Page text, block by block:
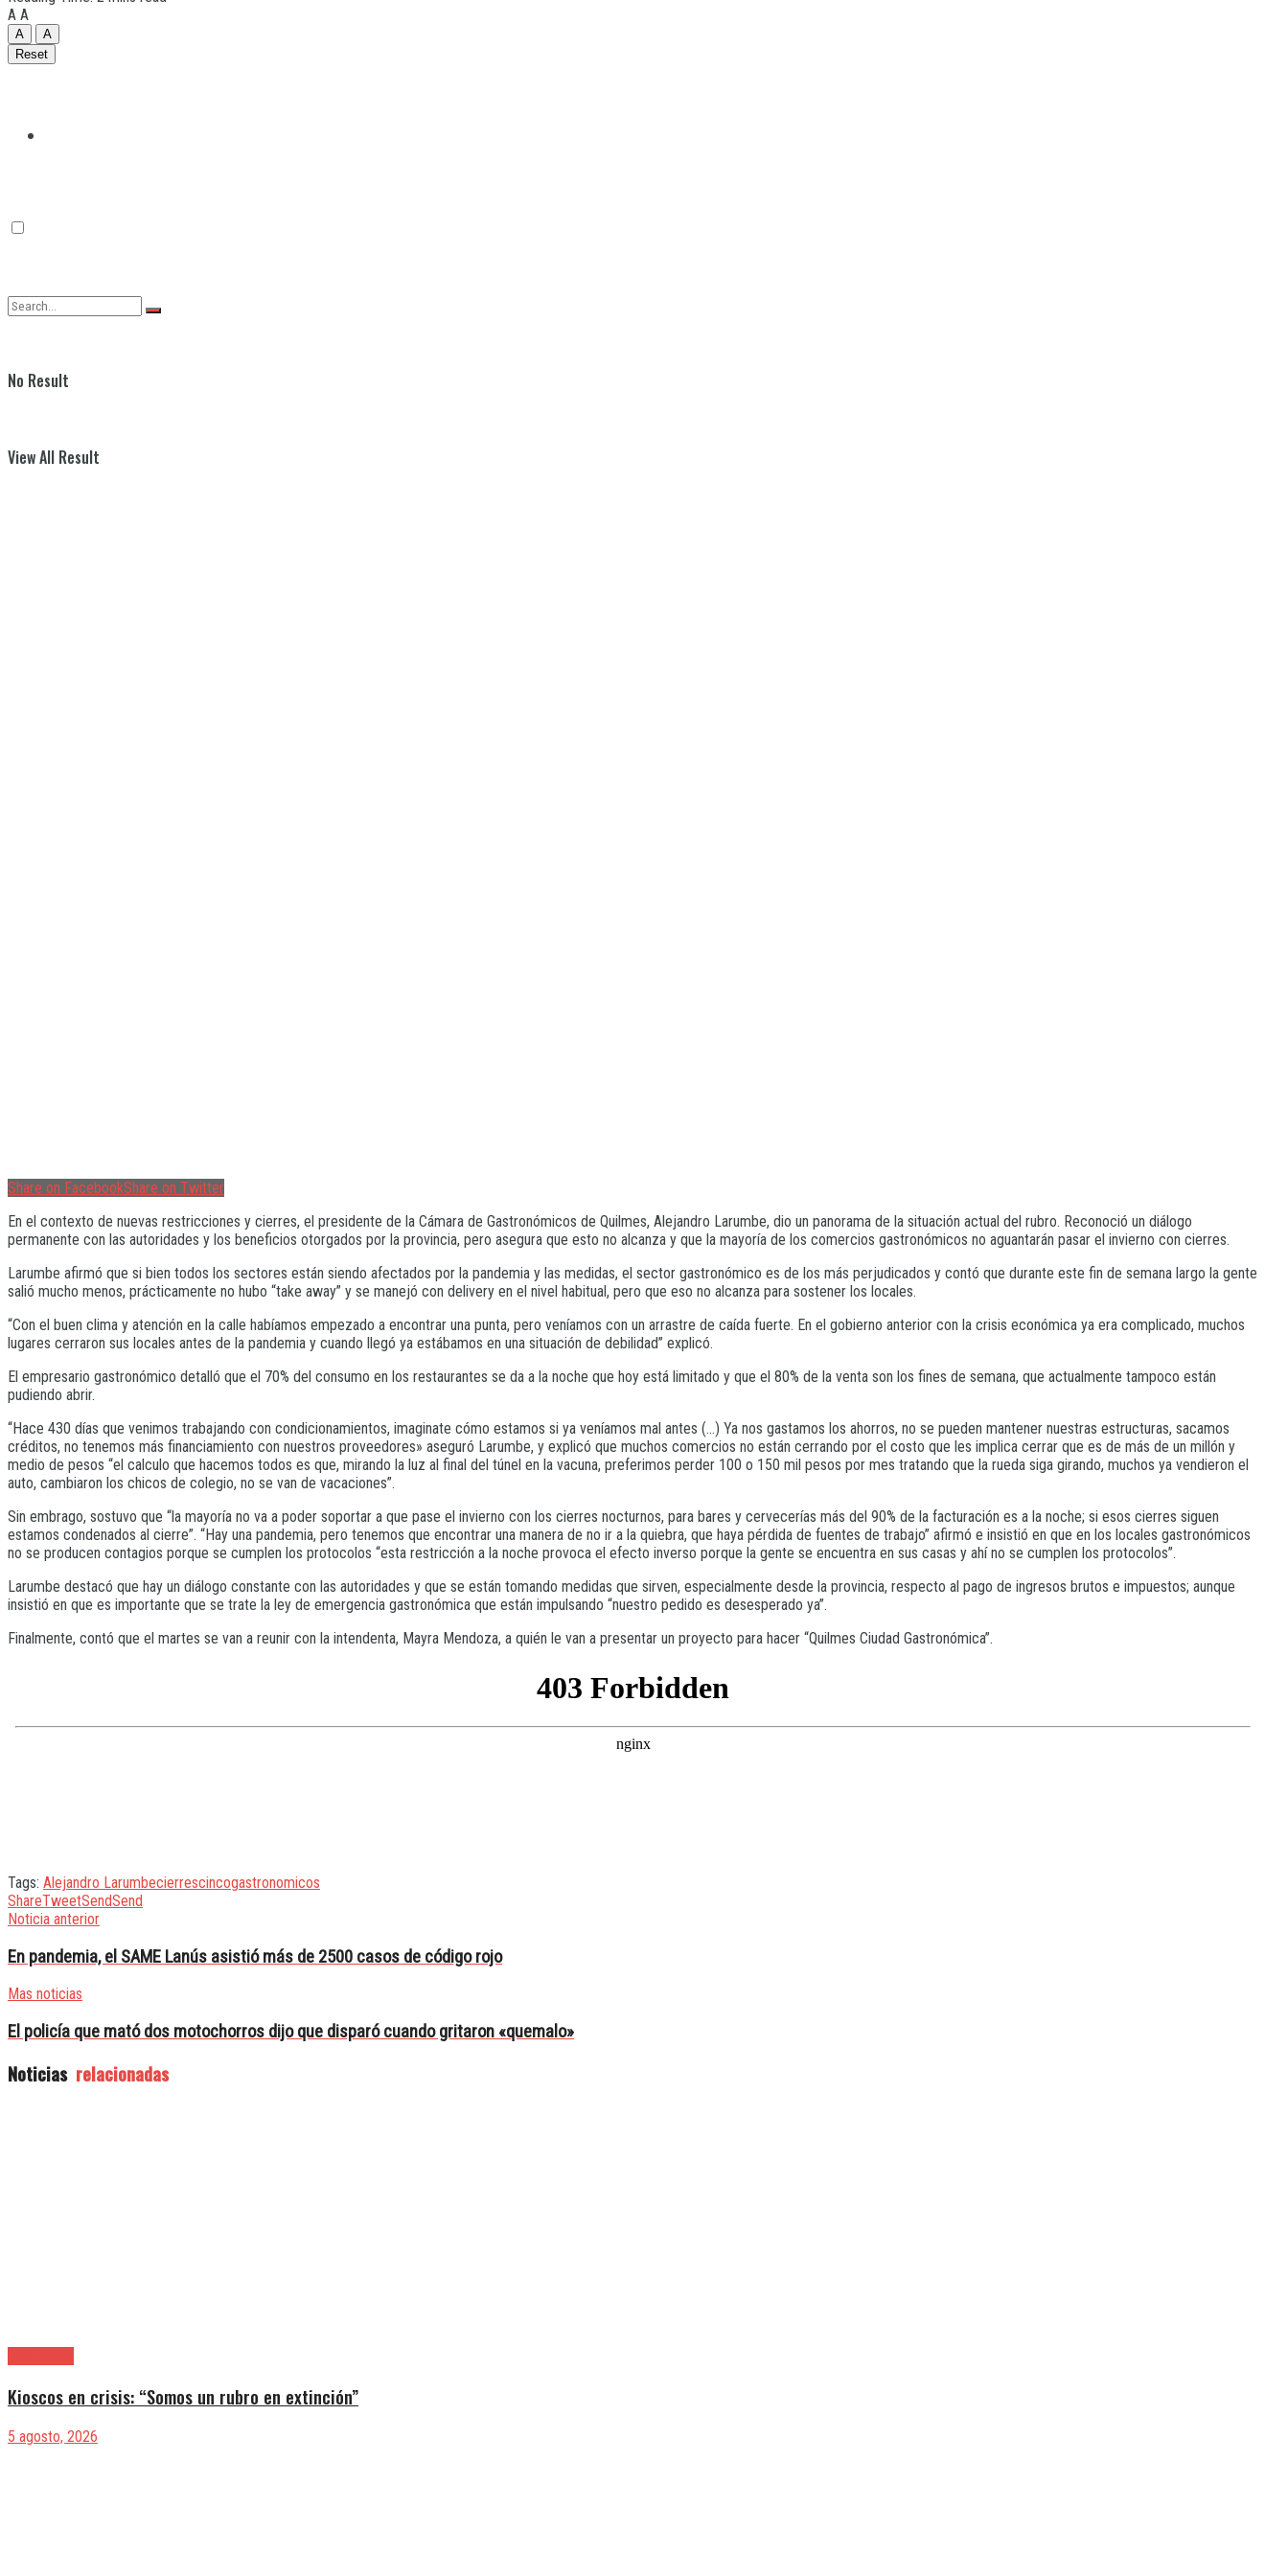
Quilmes
No Result
View All Result
A A
A
A
Reset
Share on FacebookShare on Twitter
En el contexto de nuevas restricciones y cierres, el presidente de la Cámara de Gastronómicos de Quilmes, Alejandro Larumbe, dio un panorama de la situación actual del rubro. Reconoció un diálogo
permanente con las autoridades y los beneficios otorgados por la provincia, pero asegura que esto no alcanza y que la mayoría de los comercios gastronómicos no aguantarán pasar el invierno con cierres.
Larumbe afirmó que si bien todos los sectores están siendo afectados por la pandemia y las medidas, el sector gastronómico es de los más perjudicados y contó que durante este fin de semana largo la gente
salió mucho menos, prácticamente no hubo “take away” y se manejó con delivery en el nivel habitual, pero que eso no alcanza para sostener los locales.
“Con el buen clima y atención en la calle habíamos empezado a encontrar una punta, pero veníamos con un arrastre de caída fuerte. En el gobierno anterior con la crisis económica ya era complicado, muchos
lugares cerraron sus locales antes de la pandemia y cuando llegó ya estábamos en una situación de debilidad” explicó.
El empresario gastronómico detalló que el 70% del consumo en los restaurantes se da a la noche que hoy está limitado y que el 80% de la venta son los fines de semana, que actualmente tampoco están
pudiendo abrir.
“Hace 430 días que venimos trabajando con condicionamientos, imaginate cómo estamos si ya veníamos mal antes (…) Ya nos gastamos los ahorros, no se pueden mantener nuestras estructuras, sacamos
créditos, no tenemos más financiamiento con nuestros proveedores» aseguró Larumbe, y explicó que muchos comercios no están cerrando por el costo que les implica cerrar que es de más de un millón y
medio de pesos “el calculo que hacemos todos es que, mirando la luz al final del túnel en la vacuna, preferimos perder 100 o 150 mil pesos por mes tratando que la rueda siga girando, muchos ya vendieron el
auto, cambiaron los chicos de colegio, no se van de vacaciones”.
Sin embrago, sostuvo que “la mayoría no va a poder soportar a que pase el invierno con los cierres nocturnos, para bares y cervecerías más del 90% de la facturación es a la noche; si esos cierres siguen
estamos condenados al cierre”. “Hay una pandemia, pero tenemos que encontrar una manera de no ir a la quiebra, que haya pérdida de fuentes de trabajo” afirmó e insistió en que en los locales gastronómicos
no se producen contagios porque se cumplen los protocolos “esta restricción a la noche provoca el efecto inverso porque la gente se encuentra en sus casas y ahí no se cumplen los protocolos”.
Larumbe destacó que hay un diálogo constante con las autoridades y que se están tomando medidas que sirven, especialmente desde la provincia, respecto al pago de ingresos brutos e impuestos; aunque
insistió en que es importante que se trate la ley de emergencia gastronómica que están impulsando “nuestro pedido es desesperado ya”.
Finalmente, contó que el martes se van a reunir con la intendenta, Mayra Mendoza, a quién le van a presentar un proyecto para hacer “Quilmes Ciudad Gastronómica”.
Tags: Alejandro Larumbecierrescincogastronomicos
ShareTweetSendSend
Noticia anterior
En pandemia, el SAME Lanús asistió más de 2500 casos de código rojo
Mas noticias
El policía que mató dos motochorros dijo que disparó cuando gritaron «quemalo»
Noticias relacionadas
Kioscos en crisis: “Somos un rubro en extinción”
5 agosto, 2026